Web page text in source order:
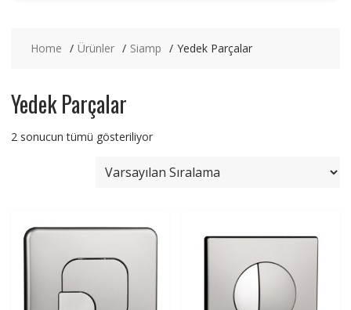
Home Ürünler Siamp Yedek Parçalar
Yedek Parçalar
2 sonucun tümü gösteriliyor